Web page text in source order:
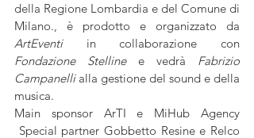
della Regione Lombardia e del Comune di
ArtEventi
Fondazione Stelline e vedrà Fabrizio
Campanelli alla gestione del sound e della
musica.
Main sponsor ArTI e MiHub Agency
Special partner Gobbetto Resine e Relco